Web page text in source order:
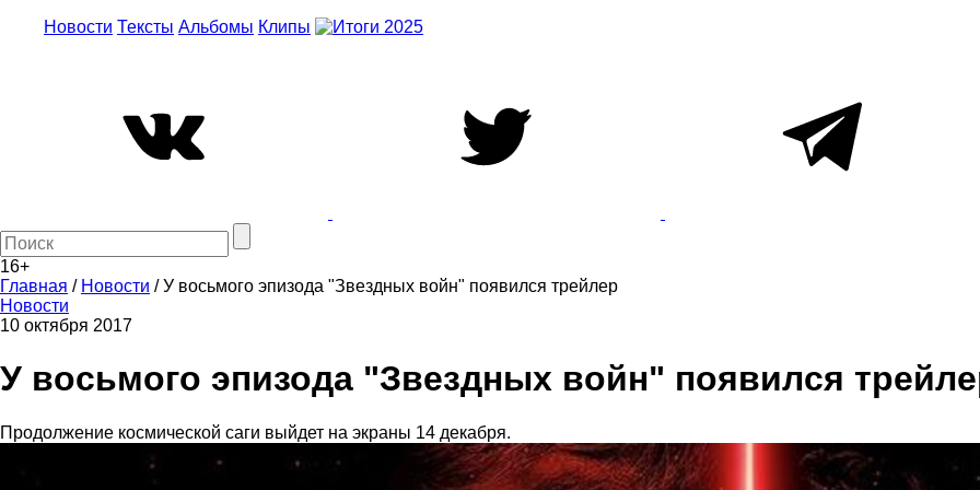
Новости Тексты Альбомы Клипы
16+
Главная / Новости /У восьмого эпизода "Звездных войн" появился трейлер
Новости
10 октября 2017
У восьмого эпизода "Звездных войн" появился
Продолжение космической саги выйдет на экраны 14 декабря.